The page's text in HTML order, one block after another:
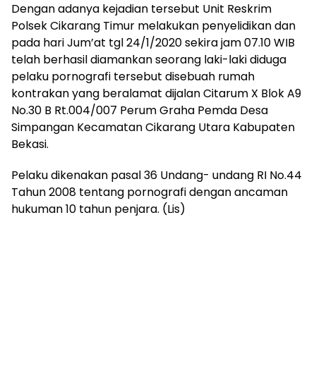
Dengan adanya kejadian tersebut Unit Reskrim
Polsek Cikarang Timur melakukan penyelidikan dan
pada hari Jum’at tgl 24/1/2020 sekira jam 07.10 WIB
telah berhasil diamankan seorang laki-laki diduga
pelaku pornografi tersebut disebuah rumah
kontrakan yang beralamat dijalan Citarum X Blok A9
No.30 B Rt.004/007 Perum Graha Pemda Desa
Simpangan Kecamatan Cikarang Utara Kabupaten
Bekasi.
Pelaku dikenakan pasal 36 Undang- undang RI No.44
Tahun 2008 tentang pornografi dengan ancaman
hukuman 10 tahun penjara. (Lis)